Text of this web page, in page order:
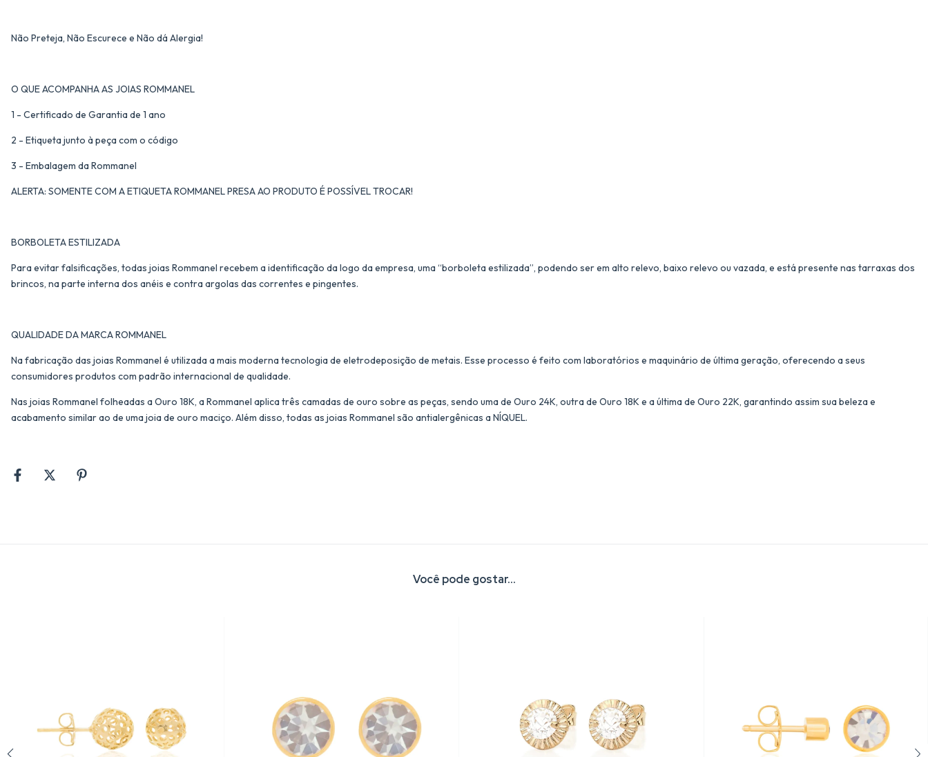
Não Preteja, Não Escurece e Não dá Alergia!
O QUE ACOMPANHA AS JOIAS ROMMANEL
1 - Certificado de Garantia de 1 ano
2 - Etiqueta junto à peça com o código
3 - Embalagem da Rommanel
ALERTA: SOMENTE COM A ETIQUETA ROMMANEL PRESA AO PRODUTO É POSSÍVEL TROCAR!
BORBOLETA ESTILIZADA
Para evitar falsificações, todas joias Rommanel recebem a identificação da logo da empresa, uma “borboleta estilizada”, podendo ser em alto relevo, baixo relevo ou vazada, e está presente nas tarraxas dos
brincos, na parte interna dos anéis e contra argolas das correntes e pingentes.
QUALIDADE DA MARCA ROMMANEL
Na fabricação das joias Rommanel é utilizada a mais moderna tecnologia de eletrodeposição de metais. Esse processo é feito com laboratórios e maquinário de última geração, oferecendo a seus
consumidores produtos com padrão internacional de qualidade.
Nas joias Rommanel folheadas a Ouro 18K, a Rommanel aplica três camadas de ouro sobre as peças, sendo uma de Ouro 24K, outra de Ouro 18K e a última de Ouro 22K, garantindo assim sua beleza e
acabamento similar ao de uma joia de ouro maciço. Além disso, todas as joias Rommanel são antialergênicas a NÍQUEL.
Você pode gostar...